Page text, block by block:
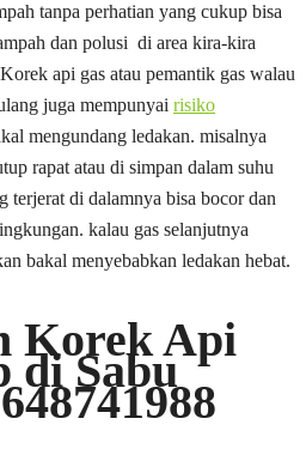
tanpa perhatian yang cukup bisa
dan polusi di area kira-kira
api gas atau pemantik gas walau
juga mempunyai risiko
mengundang ledakan. misalnya
rapat atau di simpan dalam suhu
terjerat di dalamnya bisa bocor dan
kalau gas selanjutnya
bakal menyebabkan ledakan hebat.
Korek Api
di Sabu